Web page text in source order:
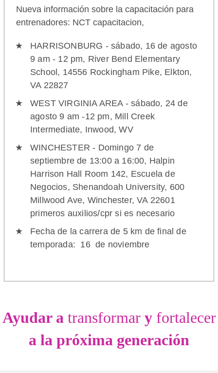
Nueva información sobre la capacitación para
entrenadores: NCT capacitacion,
HARRISONBURG - sábado, 16 de agosto
9 am - 12 pm, River Bend Elementary
School, 14556 Rockingham Pike, Elkton,
VA 22827
WEST VIRGINIA AREA - sábado, 24 de
agosto 9 am -12 pm, Mill Creek
Intermediate, Inwood, WV
WINCHESTER - Domingo 7 de
septiembre de 13:00 a 16:00, Halpin
Harrison Hall Room 142, Escuela de
Negocios, Shenandoah University, 600
Millwood Ave, Winchester, VA 22601
primeros auxilios/cpr si es necesario
Fecha de la carrera de 5 km de final de
temporada: 16 de noviembre
Ayudar a transformary fortalecer
a la próxima generación